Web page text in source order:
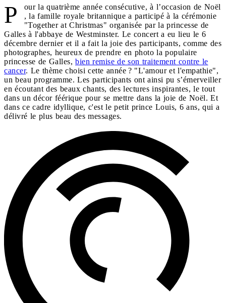
P
our la quatrième année consécutive, à l’occasion de Noël
, la famille royale britannique a participé à la cérémonie
"Together at Christmas" organisée par la princesse de
Galles à l'abbaye de Westminster. Le concert a eu lieu le 6
décembre dernier et il a fait la joie des participants, comme des
photographes, heureux de prendre en photo la populaire
princesse de Galles, bien remise de son traitement contre le
cancer. Le thème choisi cette année ? "L'amour et l'empathie",
un beau programme. Les participants ont ainsi pu s’émerveiller
en écoutant des beaux chants, des lectures inspirantes, le tout
dans un décor féérique pour se mettre dans la joie de Noël. Et
dans ce cadre idyllique, c'est le petit prince Louis, 6 ans, qui a
délivré le plus beau des messages.